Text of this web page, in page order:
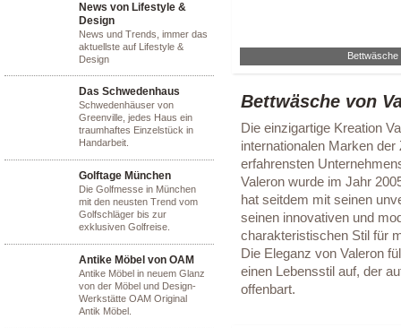
News von Lifestyle &
Design
News und Trends, immer das
aktuellste auf Lifestyle &
Design
Das Schwedenhaus
Schwedenhäuser von
Greenville, jedes Haus ein
traumhaftes Einzelstück in
Handarbeit.
Golftage München
Die Golfmesse in München
mit den neusten Trend vom
Golfschläger bis zur
exklusiven Golfreise.
Antike Möbel von OAM
Antike Möbel in neuem Glanz
von der Möbel und Design-
Werkstätte OAM Original
Antik Möbel.
Bettwäsche von
Die einzigartige Kreation
internationalen Marken
erfahrensten
Valeron wurde im Jahr
hat seitdem mit seinen
seinen innovativen und
charakteristischen Stil für
Die Eleganz von Valeron
einen Lebensstil auf, der
offenbart.